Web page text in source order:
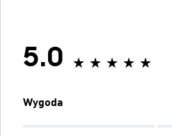
5.0
Wygoda